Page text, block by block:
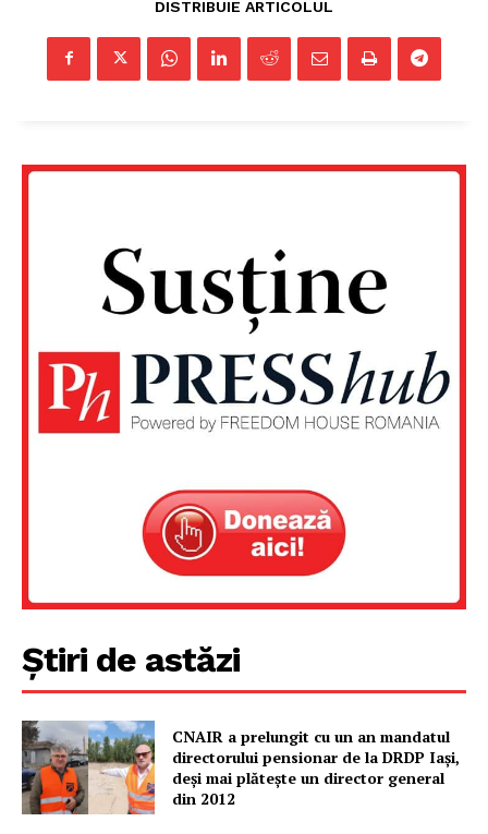
Un proiect
PRESShub
Proiecte editoriale
Rețea
Contact
DISTRIBUIE ARTICOLUL
Știri de astăzi
CNAIR a prelungit cu un an mandatul
directorului pensionar de la DRDP Iași,
deși mai plătește un director general
din 2012